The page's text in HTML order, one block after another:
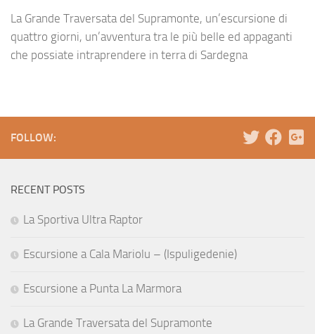
La Grande Traversata del Supramonte, un’escursione di
quattro giorni, un’avventura tra le più belle ed appaganti
che possiate intraprendere in terra di Sardegna
FOLLOW:
RECENT POSTS
La Sportiva Ultra Raptor
Escursione a Cala Mariolu – (Ispuligedenie)
Escursione a Punta La Marmora
La Grande Traversata del Supramonte